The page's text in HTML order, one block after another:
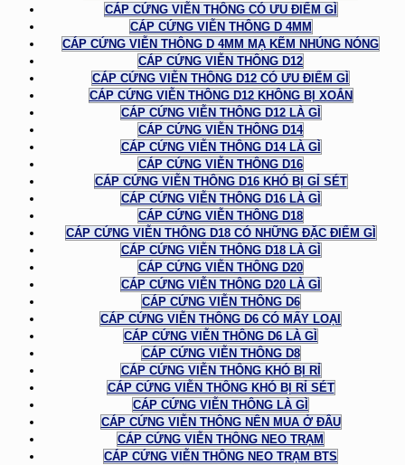
CÁP CỨNG VIỄN THÔNG CÓ ƯU ĐIỂM GÌ
CÁP CỨNG VIỄN THÔNG D 4MM
CÁP CỨNG VIỄN THÔNG D 4MM MẠ KẼM NHÚNG NÓNG
CÁP CỨNG VIỄN THÔNG D12
CÁP CỨNG VIỄN THÔNG D12 CÓ ƯU ĐIỂM GÌ
CÁP CỨNG VIỄN THÔNG D12 KHÔNG BỊ XOẮN
CÁP CỨNG VIỄN THÔNG D12 LÀ GÌ
CÁP CỨNG VIỄN THÔNG D14
CÁP CỨNG VIỄN THÔNG D14 LÀ GÌ
CÁP CỨNG VIỄN THÔNG D16
CÁP CỨNG VIỄN THÔNG D16 KHÓ BỊ GỈ SÉT
CÁP CỨNG VIỄN THÔNG D16 LÀ GÌ
CÁP CỨNG VIỄN THÔNG D18
CÁP CỨNG VIỄN THÔNG D18 CÓ NHỮNG ĐẶC ĐIỂM GÌ
CÁP CỨNG VIỄN THÔNG D18 LÀ GÌ
CÁP CỨNG VIỄN THÔNG D20
CÁP CỨNG VIỄN THÔNG D20 LÀ GÌ
CÁP CỨNG VIỄN THÔNG D6
CÁP CỨNG VIỄN THÔNG D6 CÓ MẤY LOẠI
CÁP CỨNG VIỄN THÔNG D6 LÀ GÌ
CÁP CỨNG VIỄN THÔNG D8
CÁP CỨNG VIỄN THÔNG KHÓ BỊ RỈ
CÁP CỨNG VIỄN THÔNG KHÓ BỊ RỈ SÉT
CÁP CỨNG VIỄN THÔNG LÀ GÌ
CÁP CỨNG VIỄN THÔNG NÊN MUA Ở ĐÂU
CÁP CỨNG VIỄN THÔNG NEO TRẠM
CÁP CỨNG VIỄN THÔNG NEO TRẠM BTS